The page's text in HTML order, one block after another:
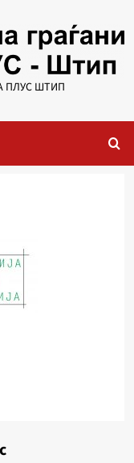
ПЛУС ШТИП